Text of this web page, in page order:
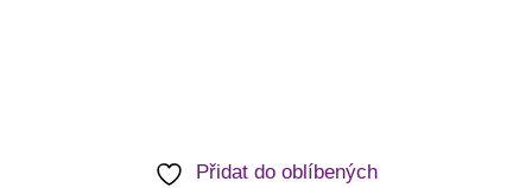
Přidat do oblíbených